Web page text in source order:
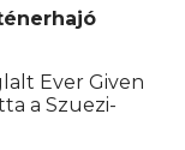
Ever Given
a Szuezi-